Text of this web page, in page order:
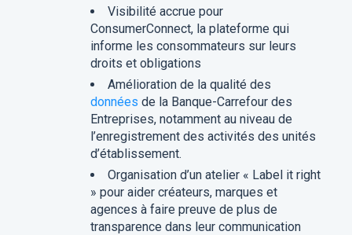
Visibilité accrue pour
ConsumerConnect, la plateforme qui
informe les consommateurs sur leurs
droits et obligations
Amélioration de la qualité des
données de la Banque-Carrefour des
Entreprises, notamment au niveau de
l’enregistrement des activités des unités
d’établissement.
Organisation d’un atelier « Label it right
» pour aider créateurs, marques et
agences à faire preuve de plus de
transparence dans leur communication